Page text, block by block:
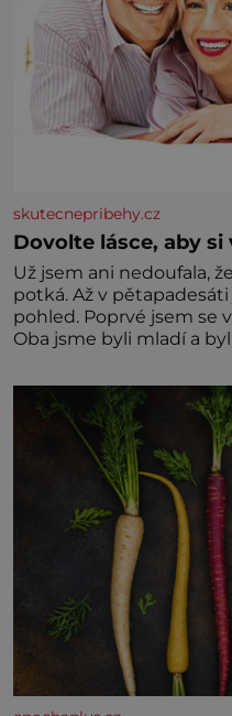
Strašidelná pláž
podhoubím, ze
V indickém svazovém
pobřeží, které má
tomu přispívá i černý
skutecnepribehy.cz
Dovolte lásce, aby si
Už jsem ani nedoufala,
potká. Až v
pohled. Poprvé jsem se
Oba jsme byli mladí a
rozumu. Rodiče nás
zaopatřený mladý muž.